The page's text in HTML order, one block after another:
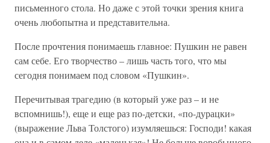
письменного стола. Но даже с этой точки зрения книга
очень любопытна и представительна.
После прочтения понимаешь главное: Пушкин не равен
сам себе. Его творчество – лишь часть того, что мы
сегодня понимаем под словом «Пушкин».
Перечитывая трагедию (в который уже раз – и не
вспомнишь!), еще и еще раз по-детски, «по-дурацки»
(выражение Льва Толстого) изумляешься: Господи! какая